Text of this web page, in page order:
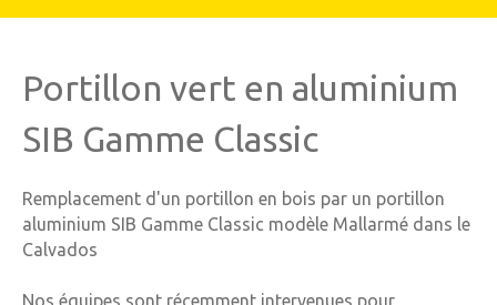
Portillon vert en aluminium
SIB Gamme Classic
Remplacement d'un portillon en bois par un portillon
aluminium SIB Gamme Classic modèle Mallarmé dans le
Calvados
Nos équipes sont récemment intervenues pour